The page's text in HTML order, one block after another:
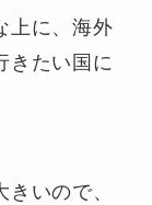
上に、海外
きたい国に
いので、